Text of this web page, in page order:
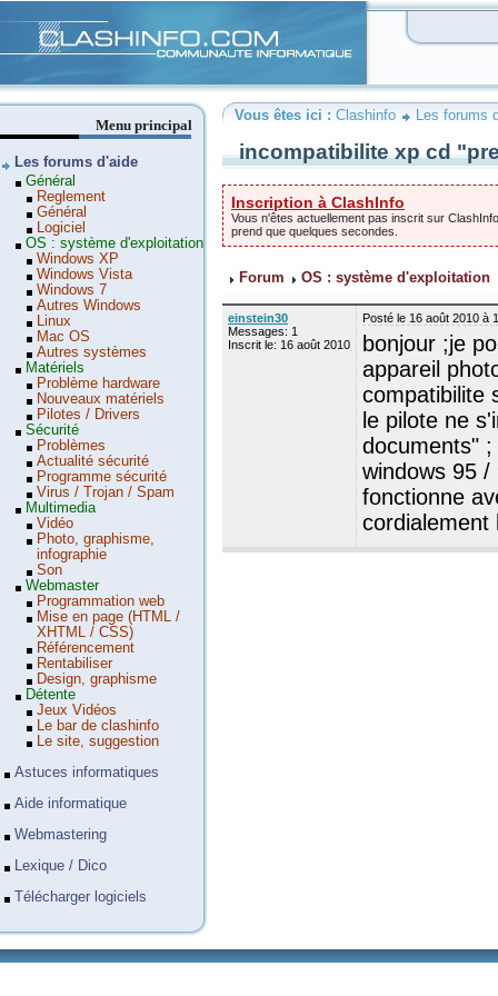
Vous êtes ici : Clashinfo Les forums
incompatibilite xp cd
Inscription à ClashInfo
Vous n'êtes actuellement pas inscrit sur
prend que quelques secondes.
Forum OS : système d'exploitation
einstein30
Messages: 1
Inscrit le: 16 août 2010
Posté le 16 août 2010 à
bonjour ;je
appareil
compatibilite
le pilote ne
documents"
windows 95
fonctionne
cordialement
Menu principal
Les forums d'aide
Général
Reglement
Général
Logiciel
OS : système d'exploitation
Windows XP
Windows Vista
Windows 7
Autres Windows
Linux
Mac OS
Autres systèmes
Matériels
Problème hardware
Nouveaux matériels
Pilotes / Drivers
Sécurité
Problèmes
Actualité sécurité
Programme sécurité
Virus / Trojan / Spam
Multimedia
Vidéo
Photo, graphisme,
infographie
Son
Webmaster
Programmation web
Mise en page (HTML /
XHTML / CSS)
Référencement
Rentabiliser
Design, graphisme
Détente
Jeux Vidéos
Le bar de clashinfo
Le site, suggestion
Astuces informatiques
Aide informatique
Webmastering
Lexique / Dico
Télécharger logiciels